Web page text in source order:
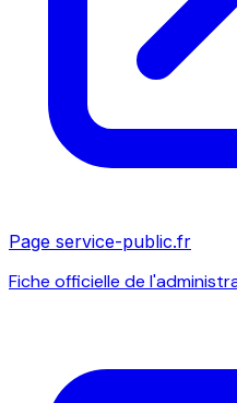
Page service-public.fr
Fiche officielle de